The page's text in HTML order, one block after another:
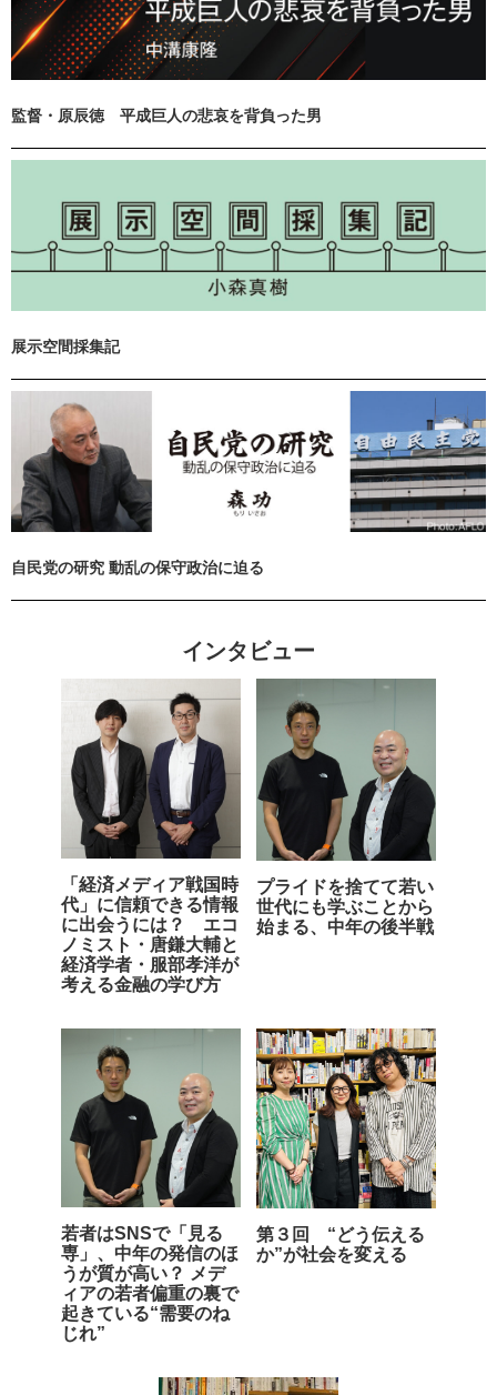
監督・原辰徳 平成巨人の悲哀を背負った男
展示空間採集記
自民党の研究 動乱の保守政治に迫る
インタビュー
「経済メディア戦国時
代」に信頼できる情報
に出会うには？ エコ
ノミスト・唐鎌大輔と
経済学者・服部孝洋が
考える金融の学び方
プライドを捨てて若い
世代にも学ぶことから
始まる、中年の後半戦
若者はSNSで「見る
専」、中年の発信のほ
うが質が高い？ メデ
ィアの若者偏重の裏で
起きている“需要のね
じれ”
第３回 “どう伝える
か”が社会を変える